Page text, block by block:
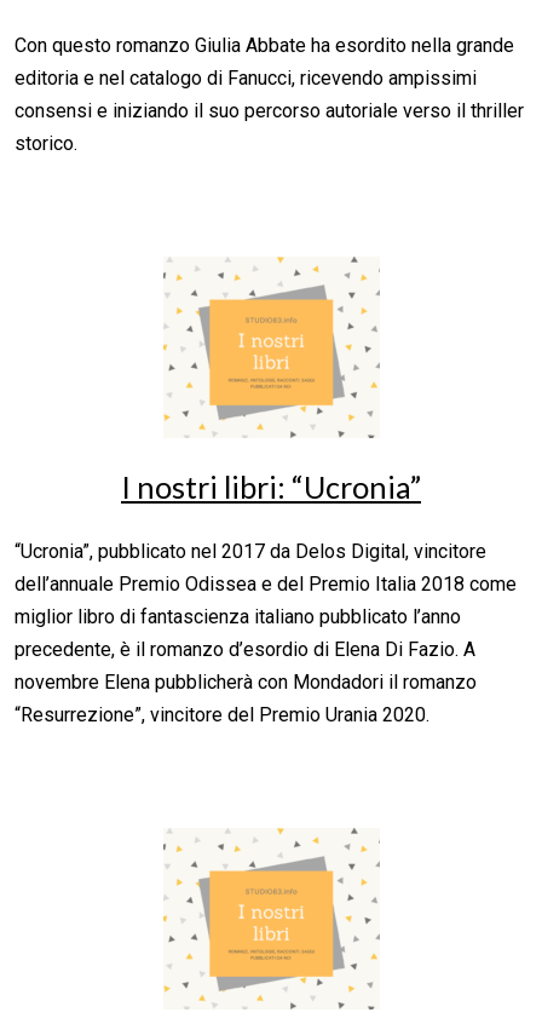
Con questo romanzo Giulia Abbate ha esordito nella grande
editoria e nel catalogo di Fanucci, ricevendo ampissimi
consensi e iniziando il suo percorso autoriale verso il thriller
storico.
I nostri libri: “Ucronia”
“Ucronia”, pubblicato nel 2017 da Delos Digital, vincitore
dell’annuale Premio Odissea e del Premio Italia 2018 come
miglior libro di fantascienza italiano pubblicato l’anno
precedente, è il romanzo d’esordio di Elena Di Fazio. A
novembre Elena pubblicherà con Mondadori il romanzo
“Resurrezione”, vincitore del Premio Urania 2020.